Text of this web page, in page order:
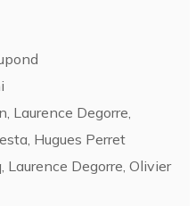
Laurence Degorre,
Hugues Perret
Laurence Degorre, Olivier